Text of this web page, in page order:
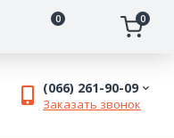
0 0
(066) 261-90-09
Заказать звонок